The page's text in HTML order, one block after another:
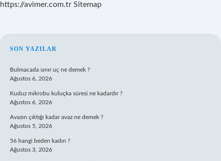
https://avimer.com.tr Sitemap
SIDEBAR
SON YAZILAR
Bulmacada sınır uç ne demek ?
Ağustos 6, 2026
Kuduz mikrobu kuluçka süresi ne kadardır ?
Ağustos 6, 2026
Avazın çıktığı kadar avaz ne demek ?
Ağustos 5, 2026
56 hangi beden kadın ?
Ağustos 3, 2026